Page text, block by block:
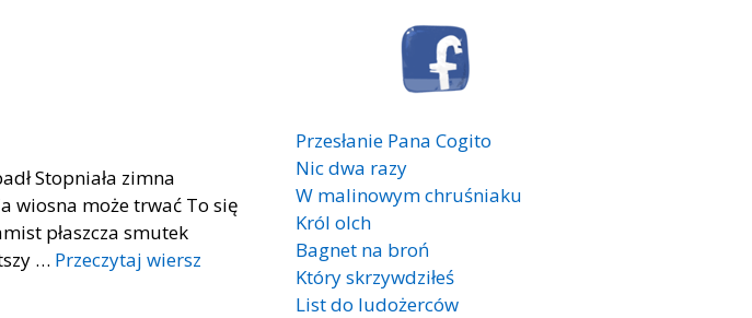
Stopniała zimna
wiosna może trwać To się
płaszcza smutek
… Przeczytaj wiersz
Przesłanie Pana Cogito
Nic dwa razy
W malinowym chruśniaku
Król olch
Bagnet na broń
Który skrzywdziłeś
List do ludożerców